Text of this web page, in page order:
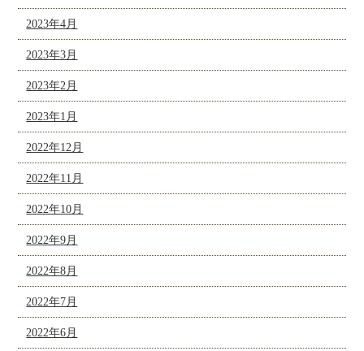
2023年4月
2023年3月
2023年2月
2023年1月
2022年12月
2022年11月
2022年10月
2022年9月
2022年8月
2022年7月
2022年6月